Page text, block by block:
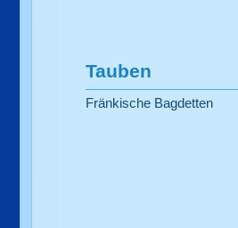
Tauben
Fränkische Bagdetten